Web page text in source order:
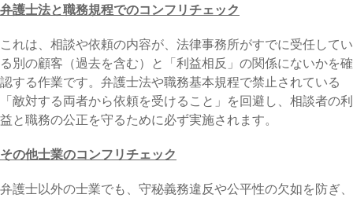
弁護士法と職務規程でのコンフリチェック
これは、相談や依頼の内容が、法律事務所がすでに受任してい
る別の顧客（過去を含む）と「利益相反」の関係にないかを確
認する作業です。弁護士法や職務基本規程で禁止されている
「敵対する両者から依頼を受けること」を回避し、相談者の利
益と職務の公正を守るために必ず実施されます。
その他士業のコンフリチェック
弁護士以外の士業でも、守秘義務違反や公平性の欠如を防ぎ、